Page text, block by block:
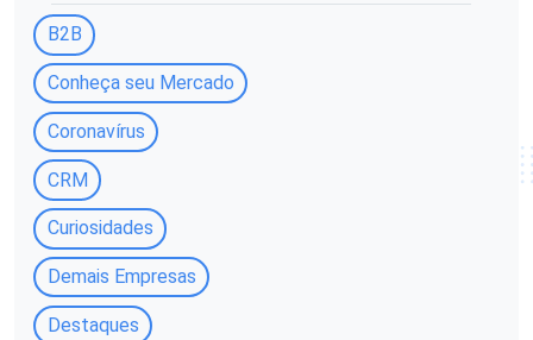
B2B
Conheça seu Mercado
Coronavírus
CRM
Curiosidades
Demais Empresas
Destaques